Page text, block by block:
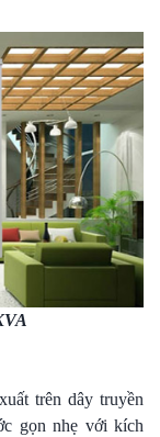
trên dây truyền
gọn nhẹ với kích